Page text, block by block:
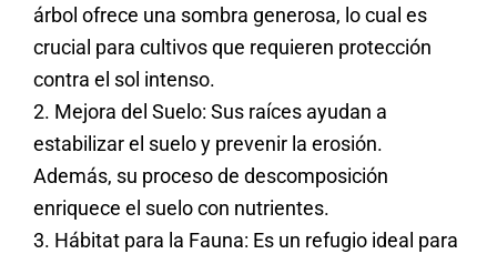
árbol ofrece una sombra generosa, lo cual es
crucial para cultivos que requieren protección
contra el sol intenso.
2. Mejora del Suelo: Sus raíces ayudan a
estabilizar el suelo y prevenir la erosión.
Además, su proceso de descomposición
enriquece el suelo con nutrientes.
3. Hábitat para la Fauna: Es un refugio ideal para